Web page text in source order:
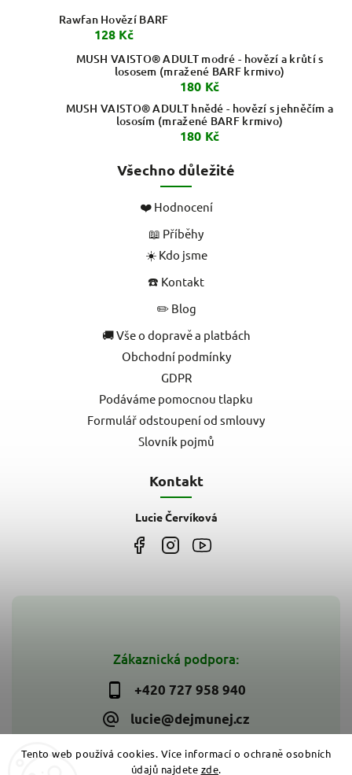
Tento web používá cookies. Více informací o ochraně osobních
údajů najdete zde.
Zákaznická podpora:
+420 727 958 940
lucie@dejmunej.cz
Rawfan Hovězí BARF
128 Kč
MUSH VAISTO® ADULT modré - hovězí a krůtí s
lososem (mražené BARF krmivo)
180 Kč
MUSH VAISTO® ADULT hnědé - hovězí s jehněčím a
lososím (mražené BARF krmivo)
180 Kč
Všechno důležité
❤️ Hodnocení
📖 Příběhy
☀️ Kdo jsme
☎️ Kontakt
✏️ Blog
🚚 Vše o dopravě a platbách
Obchodní podmínky
GDPR
Podáváme pomocnou tlapku
Formulář odstoupení od smlouvy
Slovník pojmů
Kontakt
Lucie Červíková